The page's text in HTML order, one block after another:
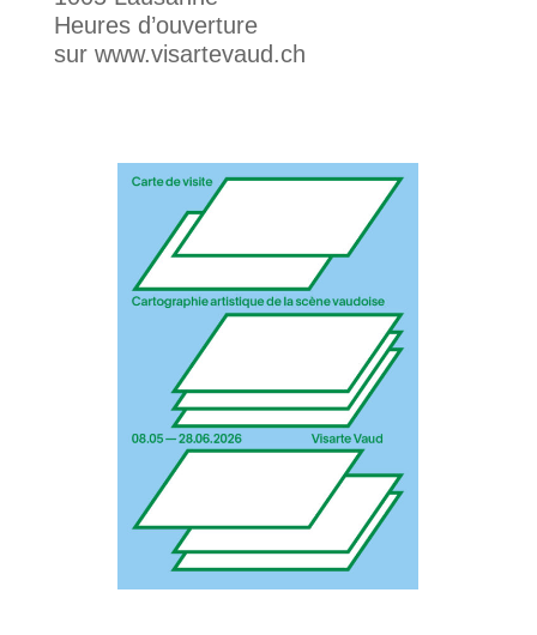
Heures d’ouverture
sur www.visartevaud.ch